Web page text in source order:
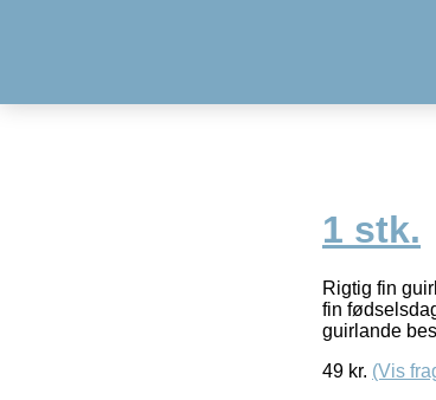
1 stk.
Rigtig fin
fin
guirlande
49 kr. (Vis